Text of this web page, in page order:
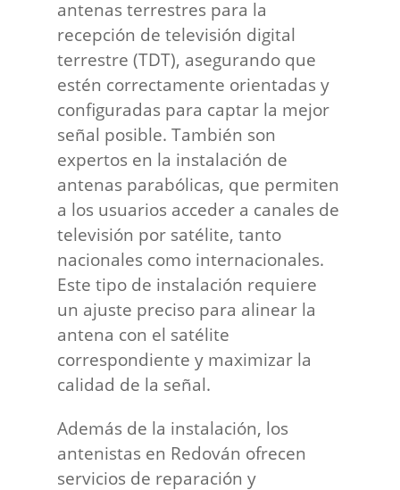
antenas terrestres para la
recepción de televisión digital
terrestre (TDT), asegurando que
estén correctamente orientadas y
configuradas para captar la mejor
señal posible. También son
expertos en la instalación de
antenas parabólicas, que permiten
a los usuarios acceder a canales de
televisión por satélite, tanto
nacionales como internacionales.
Este tipo de instalación requiere
un ajuste preciso para alinear la
antena con el satélite
correspondiente y maximizar la
calidad de la señal.
Además de la instalación, los
antenistas en Redován ofrecen
servicios de reparación y